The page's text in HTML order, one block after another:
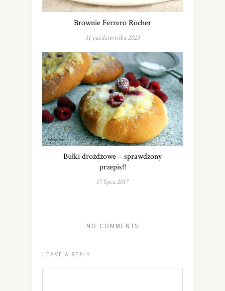
Brownie Ferrero Rocher
31 października 2023
Bułki drożdżowe – sprawdzony
przepis!!
17 lipca 2017
NO COMMENTS
LEAVE A REPLY